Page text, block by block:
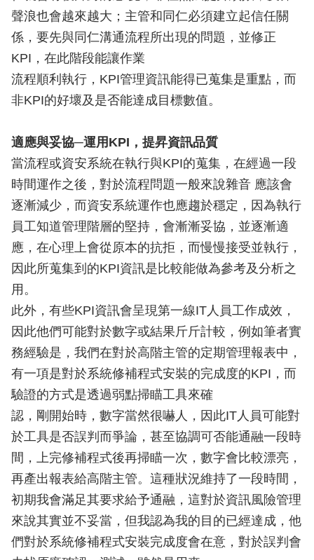
聲浪也會越來越大；主管和同仁必須建立起信任關
係，要先與同仁溝通流程所出現的問題，並修正
KPI，在此階段能讓作業
流程順利執行，KPI管理資訊能得已蒐集是重點，而
非KPI的好壞及是否能達成目標數值。
適應與妥協─運用KPI，提昇資訊品質
當流程或資安系統在執行與KPI的蒐集，在經過一段
時間運作之後，對於流程問題一般來說雜音 應該會
逐漸減少，而資安系統運作也應趨於穩定，因為執行
員工知道管理階層的堅持，會漸漸妥協，並逐漸適
應，在心理上會從原本的抗拒，而慢慢接受並執行，
因此所蒐集到的KPI資訊是比較能做為參考及分析之
用。
此外，有些KPI資訊會呈現第一線IT人員工作成效，
因此他們可能對於數字或結果斤斤計較，例如筆者實
務經驗是，我們在對於高階主管的定期管理報表中，
有一項是對於系統修補程式安裝的完成度的KPI，而
驗證的方式是透過弱點掃瞄工具來確
認，剛開始時，數字當然很嚇人，因此IT人員可能對
於工具是否誤判而爭論，甚至協調可否能通融一段時
間，上完修補程式後再掃瞄一次，數字會比較漂亮，
再產出報表給高階主管。這種狀況維持了一段時間，
初期我會滿足其要求給予通融，這對於資訊風險管理
來說其實並不妥當，但我認為我的目的已經達成，他
們對於系統修補程式安裝完成度會在意，對於誤判會